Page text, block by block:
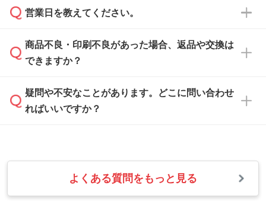
なお、印刷用データの作り方に関する詳細は、
・解像度の低いデータをトレース/調整してほ
しい
解像度の低い画像や、手書きのイラスト、写真
などを、印刷に適したベクターデータに変換し
・フルカラーデータを1色に変換してほしい
・1色印刷でグラデーションや濃淡を表現した
い
ご希望や商品の本体色を確認し、印刷色をご提
本体色がブラック、ネイビーなど濃色の場合は
白色か淡い色の印刷色をおすすめしておりま
す。
本体色がナチュラルなど淡色の場合、印刷をく
っきりと目立たせたいときは濃い印刷色が、柔
らかい雰囲気にしたいときは淡い印刷色が映え
また、お選びいただいた印刷色が本体色に合わ
ない場合や仕上がりに影響しそうな場合は、ス
タッフから別の色をご案内することもございま
営業日を教えてください。
営業日は平日の10:00～18:00で、土日祝日はお
休みとなります。注文・見積・お問い合わせ
速やかに対応いたします。
商品不良・印刷不良があった場合、返品や交換は
できますか？
お手数をお掛けいたしますが、至急担当スタッ
フまでご連絡ください。商品の状況を確認し、
・お届け時に商品が損傷・故障している場合
・ご注文と異なる商品が届いた場合
・印刷不良があった場合
疑問や不安なことがあります。どこに問い合わせ
ればいいですか？
業日以内に担当スタッフよりメールにてご連絡
いたします。
お急ぎの場合はお電話でのご質問も受け付けて
よくある質問をもっと見る